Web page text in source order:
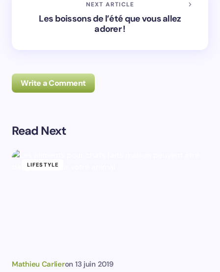
NEXT ARTICLE
Les boissons de l’été que vous allez
adorer !
Write a Comment
Read Next
LIFESTYLE
Mathieu Carlieron 13 juin 2019